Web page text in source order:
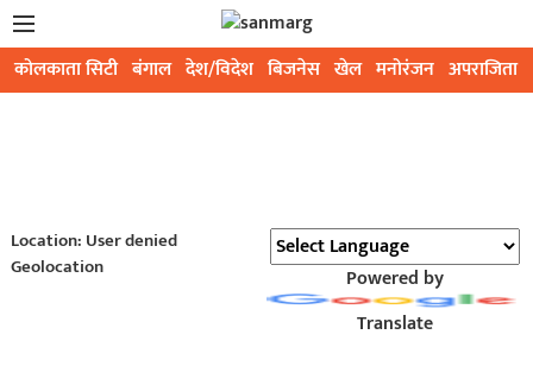
कोलकाता सिटी बंगाल देश/विदेश बिजनेस खेल मनोरंजन अपराजिता
Location: User denied
Geolocation
Powered by
Translate